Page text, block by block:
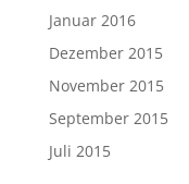
Januar 2016
Dezember 2015
November 2015
September 2015
Juli 2015